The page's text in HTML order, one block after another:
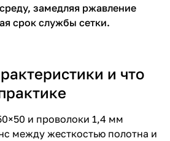
замедляя ржавление
срок службы сетки.
и что
и проволоки 1,4 мм
между жесткостью полотна и